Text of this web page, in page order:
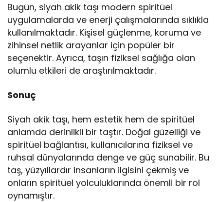
Bugün, siyah akik taşı modern spiritüel
uygulamalarda ve enerji çalışmalarında sıklıkla
kullanılmaktadır. Kişisel güçlenme, koruma ve
zihinsel netlik arayanlar için popüler bir
seçenektir. Ayrıca, taşın fiziksel sağlığa olan
olumlu etkileri de araştırılmaktadır.
Sonuç
Siyah akik taşı, hem estetik hem de spiritüel
anlamda derinlikli bir taştır. Doğal güzelliği ve
spiritüel bağlantısı, kullanıcılarına fiziksel ve
ruhsal dünyalarında denge ve güç sunabilir. Bu
taş, yüzyıllardır insanların ilgisini çekmiş ve
onların spiritüel yolculuklarında önemli bir rol
oynamıştır.